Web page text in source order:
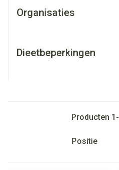
Organisaties
Dieetbeperkingen
Producten 1 -
Sorteer op: